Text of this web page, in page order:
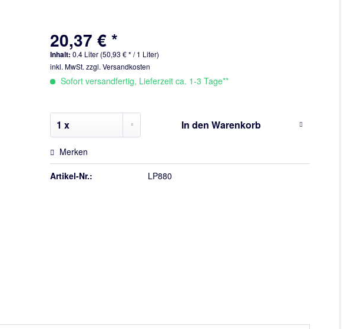
20,37 € *
Inhalt:0.4 Liter (50,93 € * / 1 Liter)
inkl. MwSt.zzgl. Versandkosten
Sofort versandfertig, Lieferzeit ca. 1-3 Tage**
In den Warenkorb
Merken
Artikel-Nr.: LP880